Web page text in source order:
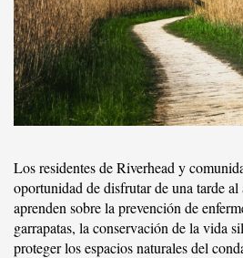
Los residentes de Riverhead y
oportunidad de disfrutar de una tarde
aprenden sobre la prevención de
garrapatas, la conservación de la vida
proteger los espacios naturales del